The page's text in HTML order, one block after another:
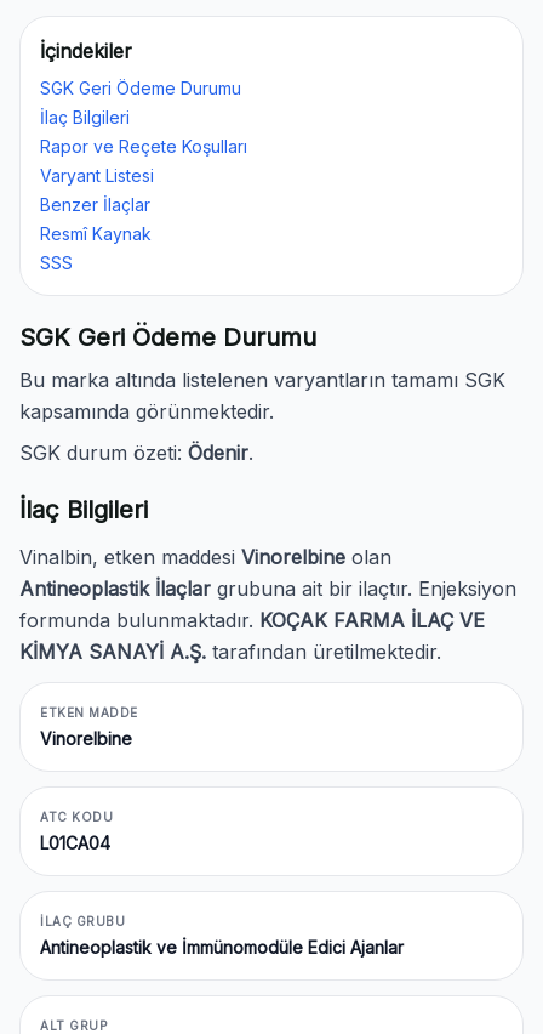
İçindekiler
SGK Geri Ödeme Durumu
İlaç Bilgileri
Rapor ve Reçete Koşulları
Varyant Listesi
Benzer İlaçlar
Resmî Kaynak
SSS
SGK Geri Ödeme Durumu
Bu marka altında listelenen varyantların tamamı SGK
kapsamında görünmektedir.
SGK durum özeti: Ödenir.
İlaç Bilgileri
Vinalbin, etken maddesi Vinorelbine olan
Antineoplastik İlaçlar grubuna ait bir ilaçtır. Enjeksiyon
formunda bulunmaktadır. KOÇAK FARMA İLAÇ VE
KİMYA SANAYİ A.Ş. tarafından üretilmektedir.
ETKEN MADDE
Vinorelbine
ATC KODU
L01CA04
İLAÇ GRUBU
Antineoplastik ve İmmünomodüle Edici Ajanlar
ALT GRUP